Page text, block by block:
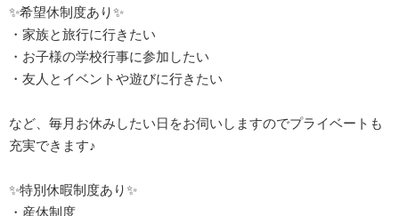
✨希望休制度あり✨
・家族と旅行に行きたい
・お子様の学校行事に参加したい
・友人とイベントや遊びに行きたい
など、毎月お休みしたい日をお伺いしますのでプライベートも
充実できます♪
✨特別休暇制度あり✨
・産休制度